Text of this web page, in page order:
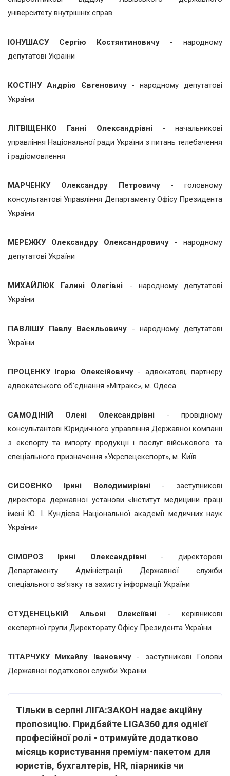
університету внутрішніх справ
ІОНУШАСУ Сергію Костянтиновичу - народному
депутатові України
КОСТІНУ Андрію Євгеновичу- народному депутатові
України
ЛІТВІЩЕНКО Ганні Олександрівні - начальникові
управління Національної ради України з питань телебачення
і радіомовлення
МАРЧЕНКУ Олександру Петровичу - головному
консультантові Управління Департаменту Офісу Президента
України
МЕРЕЖКУ Олександру Олександровичу - народному
депутатові України
МИХАЙЛЮК Галині Олегівні - народному депутатові
України
ПАВЛІШУ Павлу Васильовичу - народному депутатові
України
ПРОЦЕНКУ Ігорю Олексійовичу- адвокатові, партнеру
адвокатського об'єднання «Мітракс», м. Одеса
САМОДІНІЙ Олені Олександрівні - провідному
консультантові Юридичного управління Державної компанії
з експорту та імпорту продукції і послуг військового та
спеціального призначення «Укрспецекспорт», м. Київ
СИСОЄНКО Ірині Володимирівні - заступникові
директора державної установи «Інститут медицини праці
імені Ю. І. Кундієва Національної академії медичних наук
України»
СІМОРОЗ Ірині Олександрівні - директорові
Департаменту Адміністрації Державної служби
спеціального зв'язку та захисту інформації України
СТУДЕНЕЦЬКІЙ Альоні Олексіївні - керівникові
експертної групи Директорату Офісу Президента України
ТІТАРЧУКУ Михайлу Івановичу- заступникові Голови
Державної податкової служби України.
Тільки в серпні ЛІГА:ЗАКОН надає акційну
пропозицію. Придбайте LIGA360 для однієї
професійної ролі - отримуйте додатково
місяць користування преміум-пакетом для
юристів, бухгалтерів, HR, піарників чи